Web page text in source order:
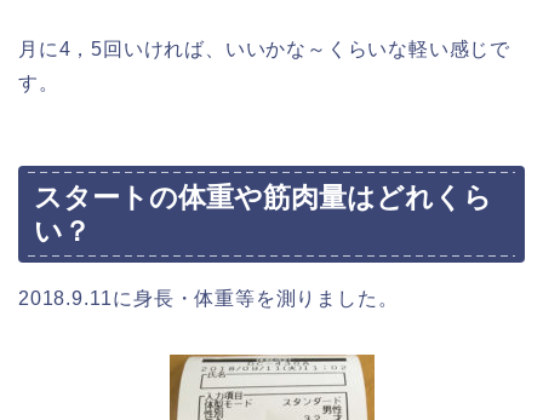
月に4，5回いければ、いいかな～くらいな軽い感じで
す。
スタートの体重や筋肉量はどれくら
い？
2018.9.11に身長・体重等を測りました。